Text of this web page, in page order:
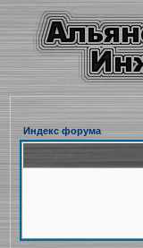
Индекс форума